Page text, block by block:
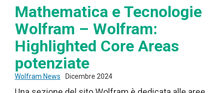
Mathematica e Tecnologie
Wolfram – Wolfram:
Highlighted Core Areas
potenziate
Wolfram News Dicembre 2024